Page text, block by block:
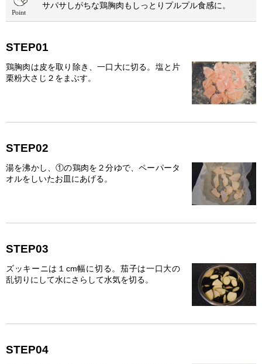
サパサしがちな鶏胸肉もしっとりプルプル食感に。
STEP01
鶏胸肉は皮を取り除き、一口大に切る。塩と片
栗粉大さじ２をまぶす。
STEP02
湯を沸かし、①の鶏肉を２分ゆで、ペーパータ
オルをしいたお皿にあげる。
STEP03
ズッキーニは１cm幅に切る。茄子は一口大の
乱切りにして水にさらして水気を切る。
STEP04